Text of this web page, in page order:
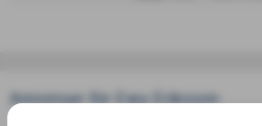
Annonser för Ewy Eriksson